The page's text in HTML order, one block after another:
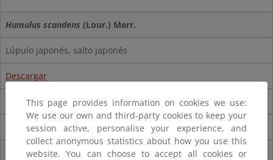
Humulus scandens (Lour.) Merr.
Lúpulo japonés, salto japonés
Descargar
Hydrocotyle ranunculoidesL. f.
This page provides information on cookies we use:
We use our own and third-party cookies to keep your
session active, personalise your experience, and
collect anonymous statistics about how you use this
website. You can choose to accept all cookies or